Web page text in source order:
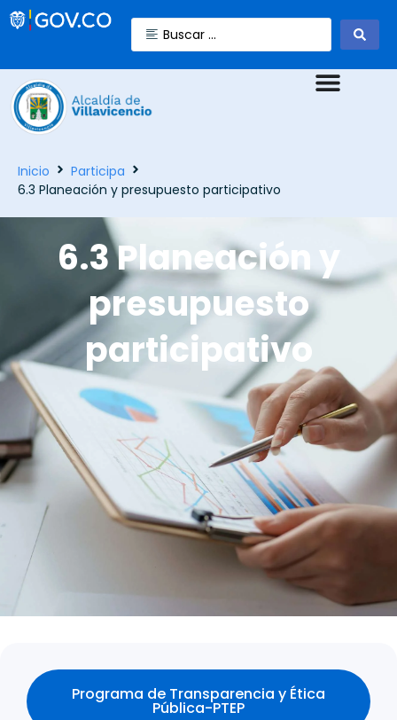
Inicio
Participa
6.3 Planeación y presupuesto participativo
6.3 Planeación y
presupuesto
participativo
Programa de Transparencia y Ética
Pública-PTEP